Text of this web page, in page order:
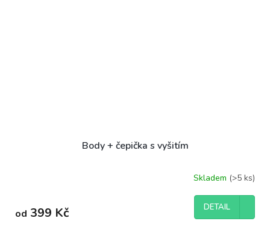
Body + čepička s vyšitím
Skladem (>5 ks)
od 399 Kč DETAIL